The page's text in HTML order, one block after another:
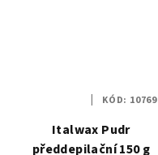
Italwax Pudr
předdepilační 150 g
KÓD: 10769